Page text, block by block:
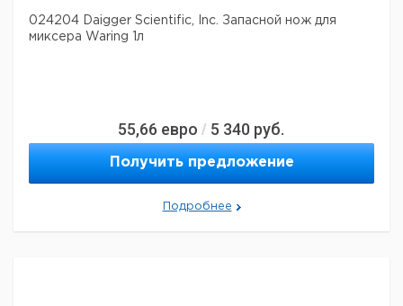
024204 Daigger Scientific, Inc. Запасной нож для
миксера Waring 1л
55,66 евро / 5 340 руб.
Получить предложение
Подробнее